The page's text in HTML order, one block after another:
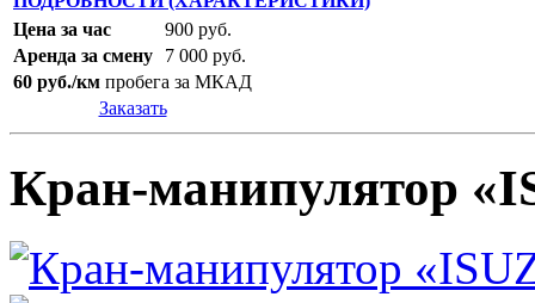
Цена за час
900 руб.
Аренда за смену
7 000 руб.
60 руб./км пробега за МКАД
Заказать
Кран-манипулятор